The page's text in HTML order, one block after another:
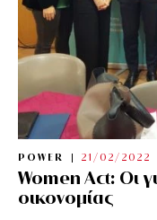
POWER 21/02/2022
Women Act: Οι
οικονομίας